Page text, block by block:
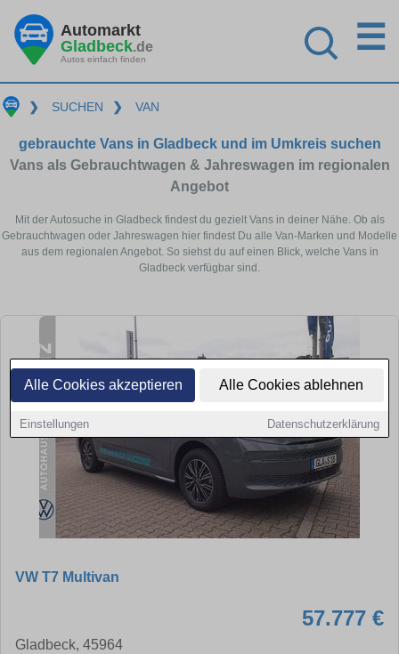
Alle Cookies akzeptieren Alle Cookies ablehnen
Einstellungen Datenschutzerklärung
Automarkt
Gladbeck.de
Autos einfach finden
☰
❯ SUCHEN ❯ VAN
gebrauchte Vans in Gladbeck und im Umkreis suchen
Vans als Gebrauchtwagen & Jahreswagen im regionalen
Angebot
Mit der Autosuche in Gladbeck findest du gezielt Vans in deiner Nähe. Ob als
Gebrauchtwagen oder Jahreswagen hier findest Du alle Van-Marken und Modelle
aus dem regionalen Angebot. So siehst du auf einen Blick, welche Vans in
Gladbeck verfügbar sind.
VW T7 Multivan
57.777 €
Gladbeck, 45964